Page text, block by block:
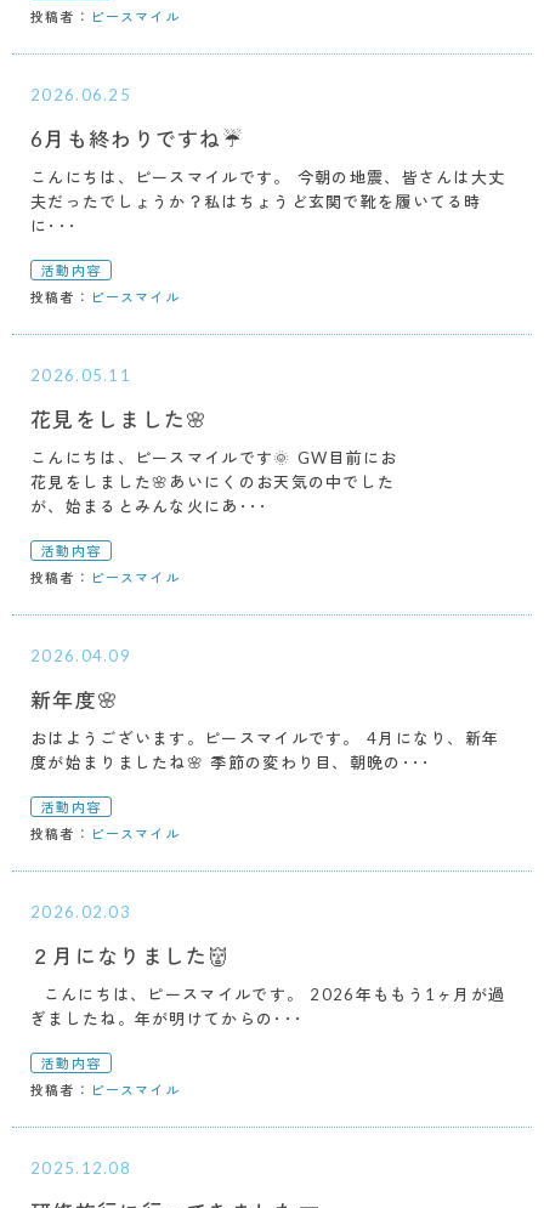
投稿者： ピースマイル
2026.06.25
6月も終わりですね☔
こんにちは、ピースマイルです。 今朝の地震、皆さんは大丈
夫だったでしょうか？私はちょうど玄関で靴を履いてる時
に･･･
活動内容
投稿者： ピースマイル
2026.05.11
花見をしました🌸
こんにちは、ピースマイルです🌞 GW目前にお
花見をしました🌸あいにくのお天気の中でした
が、始まるとみんな火にあ･･･
活動内容
投稿者： ピースマイル
2026.04.09
新年度🌸
おはようございます。ピースマイルです。 4月になり、新年
度が始まりましたね🌸 季節の変わり目、朝晩の･･･
活動内容
投稿者： ピースマイル
2026.02.03
２月になりました👹
こんにちは、ピースマイルです。 2026年ももう1ヶ月が過
ぎましたね。年が明けてからの･･･
活動内容
投稿者： ピースマイル
2025.12.08